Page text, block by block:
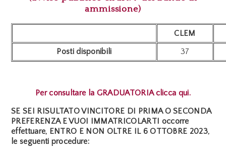
ammissione)
CLEM
Posti disponibili
37
Per consultare la GRADUATORIA clicca qui.
SE SEI RISULTATO VINCITORE DI PRIMA O SECONDA
PREFERENZA E VUOI IMMATRICOLARTI occorre
effettuare, ENTRO E NON OLTRE IL 6 OTTOBRE 2023,
le seguenti procedure: